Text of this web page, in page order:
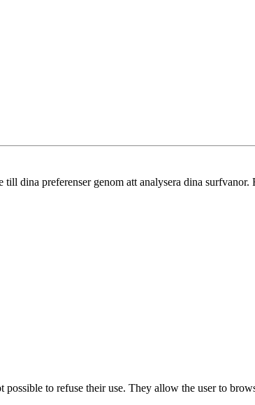
dina preferenser genom att analysera dina
to refuse their use. They allow the user to